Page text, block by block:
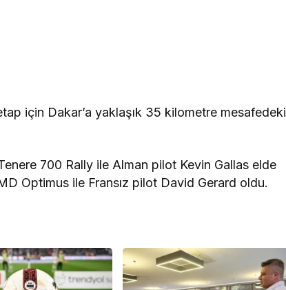
için Dakar’a yaklaşık 35 kilometre mesafedeki
700 Rally ile Alman pilot Kevin Gallas elde
Optimus ile Fransız pilot David Gerard oldu.